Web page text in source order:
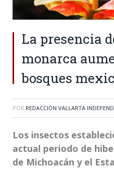
La presencia
monarca
bosques
POR REDACCIÓN VALLARTA
Los insectos
actual periodo de
de Michoacán y el